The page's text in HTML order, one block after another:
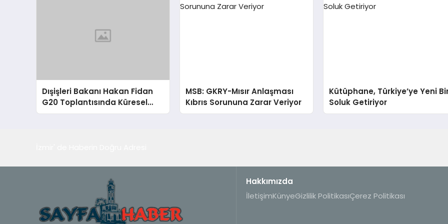
Dışişleri Bakanı Hakan Fidan
G20 Toplantısında Küresel
Sorunlara Işık Tutuyor
MSB: GKRY-Mısır Anlaşması
Kıbrıs Sorununa Zarar Veriyor
Kütüphane, Türkiye’ye Yeni
Soluk Getiriyor
Hakkımızda
İletişimKünyeGizlilik PolitikasıÇerez Politikası